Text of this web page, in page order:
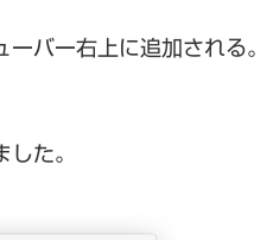
バー右上に追加される。
た。